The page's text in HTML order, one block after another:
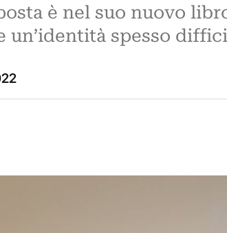
è nel suo nuovo
un’identità spesso